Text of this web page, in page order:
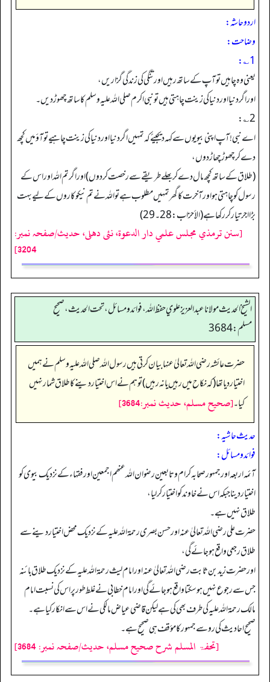
اردو حاشہ:
وضاحت:
1؎:
یعنی وہ چاہیں تو آپ کے ساتھ رہیں اور تنگی کی زندگی گزاریں،
اوراگر دنیا اور دنیا کی زینت چاہتی ہیں تو نبی اکرم صلی اللہ علیہ وسلم کا ساتھ چھوڑ دیں۔
2؎:
اے نبی! آپ اپنی بیویوں سے کہہ دیجیئے کہ تمہیں اگر دنیا اور دنیا کی زینت چاہیے تو آؤ میں کچھ
دے کر چھوڑ چھاڑ دوں،
(طلاق کے ساتھ کچھ مال دے کر بھلے طریقے سے رخصت کر دوں) اور اگر تم اللہ اور اس کے
رسول کو چاہتی ہو اور آخرت کا گھر تمہیں مطلوب ہے تو اللہ نے تم نیکو کاروں کے لیے بہت
بڑا اجر تیار کررکھا ہے (الأحزاب: 28۔ 29)
[سنن ترمذي مجلس علمي دار الدعوة، نئى دهلى، حدیث/صفحہ نمبر:
3204]
الشيخ الحديث مولانا عبدالعزيز علوي حفظ الله، فوائد و مسائل، تحت الحديث ، صحيح
مسلم: 3684
حضرت عائشہ رضی اللہ تعالیٰ عنہا بیان کرتی ہیں رسول اللہ صلی اللہ علیہ وسلم نے ہمیں
اختیار دیا تھا (کہ نکاح میں رہیں یا نہ رہیں) تو ہم نے اس اختیار دینے کا طلاق شمار نہیں
کیا۔[صحيح مسلم، حديث نمبر:3684]
حدیث حاشیہ:
فوائد ومسائل:
آئمہ اربعہ اور جمہور صحابہ کرام و تابعین رضوان اللہ عنھم اجمعین اور فقہاء کے نزدیک بیوی کو
اختیار دینا جبکہ اس نے خاوند کو اختیار کر لیا،
طلاق نہیں ہے۔
حضرت علی رضی اللہ تعالیٰ عنہ اور حسن بصری رحمۃ اللہ علیہ کے نزدیک محض اختیار دینے سے
طلاق رجعی واقع ہو جائے گی،
اور حضرت زید بن ثابت رضی اللہ تعالیٰ عنہ اور امام لیث رحمۃ اللہ علیہ کے نزدیک طلاق بائنہ
جس سے رجوع نہیں ہو سکتا واقع ہو جائے گی اور امام خطابی نے غلط طور پر اس کی نسبت امام
مالک رحمۃ اللہ علیہ کی طرف بھی کی ہے لیکن قاضی عیاض مالکی نے اس سے انکار کیا ہے۔
صحیح احادیث کی روسے جمہور کا مؤقف ہی صحیح ہے۔
[تحفۃ المسلم شرح صحیح مسلم، حدیث/صفحہ نمبر: 3684]